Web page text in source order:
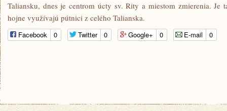
Taliansku, dnes je centrom úcty sv. Rity a miestom zmierenia. Je
hojne využívajú pútnici z celého Talianska.
Facebook 0 Twitter 0 Google+ 0 E-mail 0